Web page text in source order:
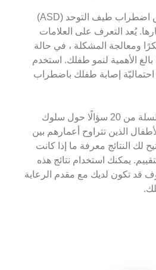
تختلف علامات وأعراض اضطراب طيف التوحد (ASD)
يُعد التعرف على العلامات
ومعالجة المشكلة ، في حالة
الأهمية لنمو طفلك. استخدم
احتماليّة إصابة طفلك باضطراب
هذه الأداة عبارة عن سلسلة من 20 سؤالًا حول سلوك
الذين تتراوح أعمارهم بين
تتيح لك النتائج معرفة ما إذا كانت
يمكنك استخدام نتائج هذه
قد تكون لديك مع مقدم الرعاية